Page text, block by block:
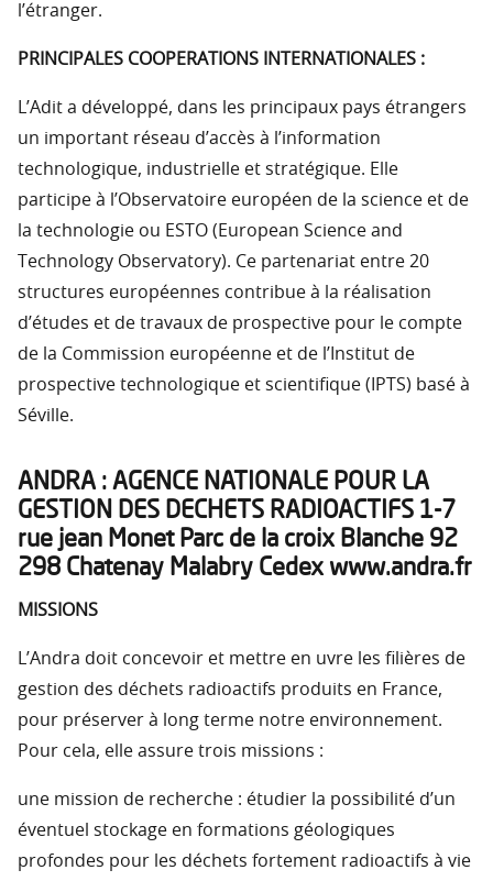
l’étranger.
PRINCIPALES COOPERATIONS INTERNATIONALES :
L’Adit a développé, dans les principaux pays étrangers
un important réseau d’accès à l’information
technologique, industrielle et stratégique. Elle
participe à l’Observatoire européen de la science et de
la technologie ou ESTO (European Science and
Technology Observatory). Ce partenariat entre 20
structures européennes contribue à la réalisation
d’études et de travaux de prospective pour le compte
de la Commission européenne et de l’Institut de
prospective technologique et scientifique (IPTS) basé à
Séville.
ANDRA : AGENCE NATIONALE POUR LA
GESTION DES DECHETS RADIOACTIFS 1-7
rue jean Monet Parc de la croix Blanche 92
298 Chatenay Malabry Cedex www.andra.fr
MISSIONS
L’Andra doit concevoir et mettre en uvre les filières de
gestion des déchets radioactifs produits en France,
pour préserver à long terme notre environnement.
Pour cela, elle assure trois missions :
une mission de recherche : étudier la possibilité d’un
éventuel stockage en formations géologiques
profondes pour les déchets fortement radioactifs à vie